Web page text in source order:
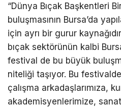
“Dünya Bıçak Başkentleri
buluşmasının Bursa’da
için ayrı bir gurur
bıçak sektörünün kalbi
festival de bu büyük
niteliği taşıyor. Bu
çalışma arkadaşlarımıza,
akademisyenlerimize,